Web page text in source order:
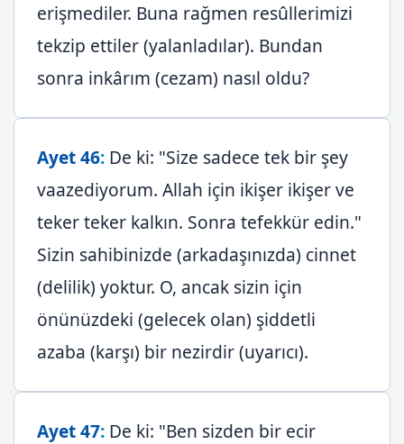
erişmediler. Buna rağmen resûllerimizi
tekzip ettiler (yalanladılar). Bundan
sonra inkârım (cezam) nasıl oldu?
Ayet 46: De ki: "Size sadece tek bir şey
vaazediyorum. Allah için ikişer ikişer ve
teker teker kalkın. Sonra tefekkür edin."
Sizin sahibinizde (arkadaşınızda) cinnet
(delilik) yoktur. O, ancak sizin için
önünüzdeki (gelecek olan) şiddetli
azaba (karşı) bir nezirdir (uyarıcı).
Ayet 47: De ki: "Ben sizden bir ecir